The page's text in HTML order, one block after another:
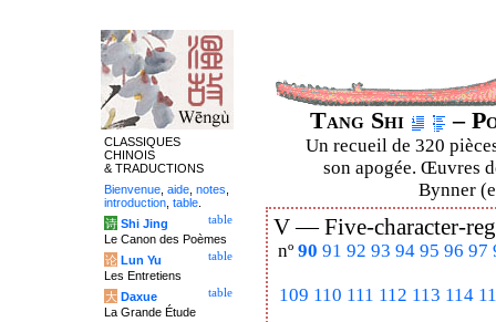
Tang Shi –
Un recueil de 320
son apogée. Œuvres
Bynner
V —Five-character-
nº 90 91 92 93 94 95 96 97
109 110 111 112 113 114
CLASSIQUES
CHINOIS
& TRADUCTIONS
Bienvenue aide notes
introduction table
table
诗 Shi Jing
Le Canon des Poèmes
table
论 Lun Yu
Les Entretiens
table
大 Daxue
La Grande Étude